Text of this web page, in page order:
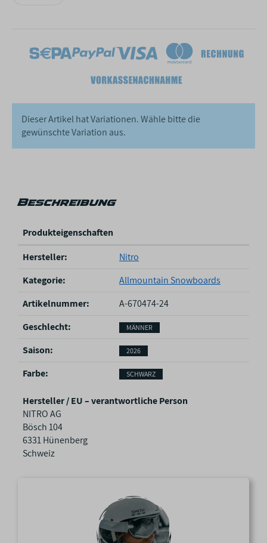
Dieser Artikel hat Variationen. Wähle bitte die
gewünschte Variation aus.
Beschreibung
Produkteigenschaften
Hersteller:
Nitro
Kategorie:
Allmountain Snowboards
Artikelnummer:
A-670474-24
Geschlecht‍:
MÄNNER
Saison‍: 2026
Farbe‍: SCHWARZ
Hersteller / EU – verantwortliche Person
NITRO AG
Bösch 104
6331 Hünenberg
Schweiz